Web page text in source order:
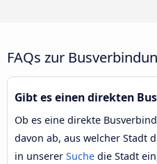
FAQs zur
Gibt es einen direkten
Ob es eine direkte
davon ab, aus welcher Stadt
in unserer Suche die Stadt